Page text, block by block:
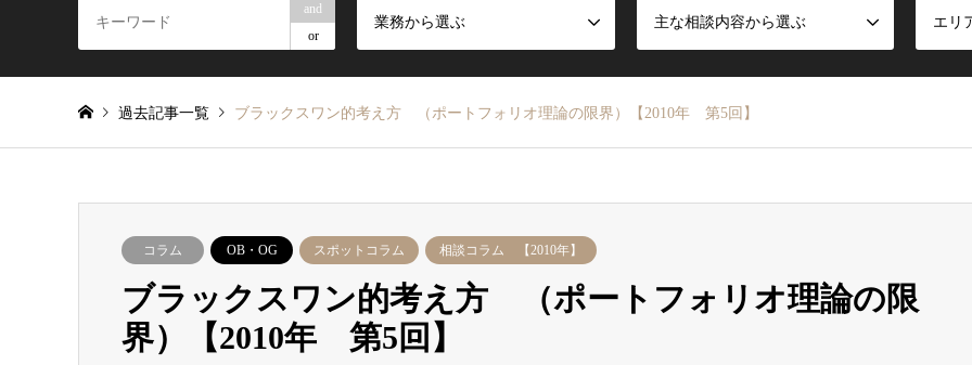
and
or
業務から選ぶ 主な相談内容から選ぶ エリ
過去記事一覧 ブラックスワン的考え方 （ポートフォリオ理論の限界）【2010年 第5回】
コラム OB・OG スポットコラム 相談コラム 【2010年】
ブラックスワン的考え方 （ポートフォリオ理論の限
界）【2010年 第5回】